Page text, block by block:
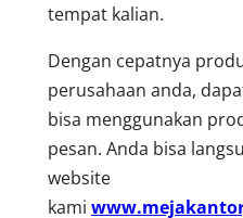
tempat kalian.
Dengan cepatnya
perusahaan anda,
bisa menggunakan
pesan. Anda bisa
website
kami